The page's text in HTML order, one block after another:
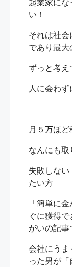
い！
それは社
であり最大
ずっと考え
人に会わ
月５万ほど
なんにも
失敗しな
たい方
「簡単に
ぐに獲得
がいの記事
会社にうま
った男が